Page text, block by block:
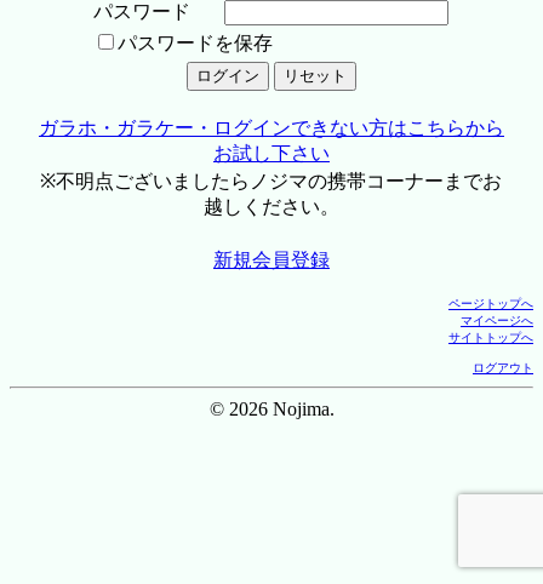
パスワード
パスワードを保存
ガラホ・ガラケー・ログインできない方はこちらから
お試し下さい
※不明点ございましたらノジマの携帯コーナーまでお
越しください。
新規会員登録
ページトップへ
マイページへ
サイトトップへ
ログアウト
© 2026 Nojima.